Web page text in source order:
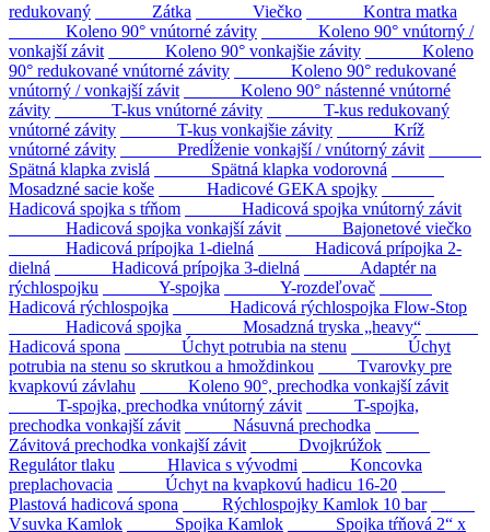
redukovaný
Zátka Viečko
Kontra matka
Koleno 90° vnútorné závity
Koleno 90° vnútorný /
vonkajší závit
Koleno 90° vonkajšie závity
Koleno
90° redukované vnútorné závity
Koleno 90° redukované
vnútorný / vonkajší závit
Koleno 90° nástenné vnútorné
závity
T-kus vnútorné závity
T-kus redukovaný
vnútorné závity
T-kus vonkajšie závity
Kríž
vnútorné závity
Predĺženie vonkajší / vnútorný závit
Spätná klapka zvislá
Spätná klapka vodorovná
Mosadzné sacie koše
Hadicové GEKA spojky
Hadicová spojka s tŕňom
Hadicová spojka vnútorný závit
Hadicová spojka vonkajší závit
Bajonetové viečko
Hadicová prípojka 1-dielná
Hadicová prípojka 2-
dielná
Hadicová prípojka 3-dielná
Adaptér na
rýchlospojku
Y-spojka
Y-rozdeľovač
Hadicová rýchlospojka
Hadicová rýchlospojka Flow-Stop
Hadicová spojka
Mosadzná tryska „heavy“
Hadicová spona
Úchyt potrubia na stenu
Úchyt
potrubia na stenu so skrutkou a hmoždinkou
Tvarovky pre
kvapkovú závlahu
Koleno 90°, prechodka vonkajší závit
T-spojka, prechodka vnútorný závit
T-spojka,
prechodka vonkajší závit
Násuvná prechodka
Závitová prechodka vonkajší závit
Dvojkrúžok
Regulátor tlaku
Hlavica s vývodmi
Koncovka
preplachovacia
Úchyt na kvapkovú hadicu 16-20
Plastová hadicová spona
Rýchlospojky Kamlok 10 bar
Vsuvka Kamlok
Spojka Kamlok
Spojka tŕňová 2“ x